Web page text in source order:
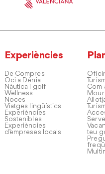
Experiències
De Compres
Oci a Dénia
Nàutica i golf
Wellness
Noces
Viatges lingüístics
Experiències
Sostenibles
Experiències
d’empreses locals
Com
teu